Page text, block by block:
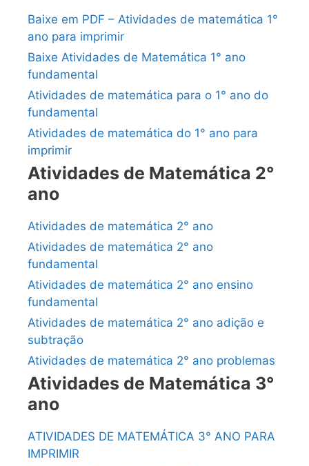
Baixe em PDF – Atividades de matemática 1°
ano para imprimir
Baixe Atividades de Matemática 1° ano
fundamental
Atividades de matemática para o 1° ano do
fundamental
Atividades de matemática do 1° ano para
imprimir
Atividades de Matemática 2°
ano
Atividades de matemática 2° ano
Atividades de matemática 2° ano
fundamental
Atividades de matemática 2° ano ensino
fundamental
Atividades de matemática 2° ano adição e
subtração
Atividades de matemática 2° ano problemas
Atividades de Matemática 3°
ano
ATIVIDADES DE MATEMÁTICA 3° ANO PARA
IMPRIMIR